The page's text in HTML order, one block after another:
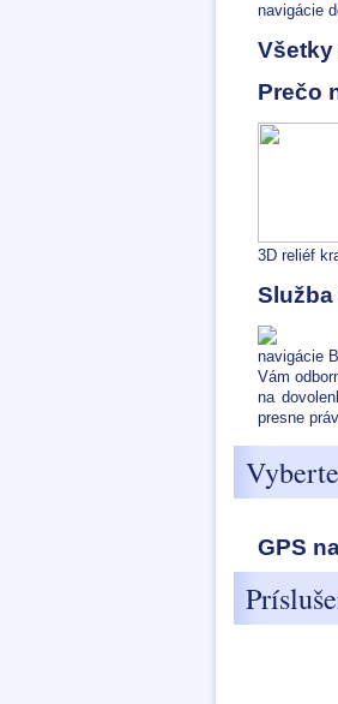
navigácie
Prečo
3D reliéf
Služba
navigácie
Vám
na
presne
GPS